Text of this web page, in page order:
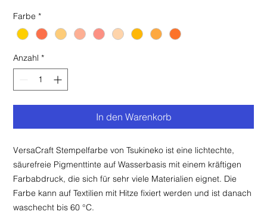
Farbe *
Anzahl *
In den Warenkorb
VersaCraft Stempelfarbe von Tsukineko ist eine lichtechte,
säurefreie Pigmenttinte auf Wasserbasis mit einem kräftigen
Farbabdruck, die sich für sehr viele Materialien eignet. Die
Farbe kann auf Textilien mit Hitze fixiert werden und ist danach
waschecht bis 60 °C.